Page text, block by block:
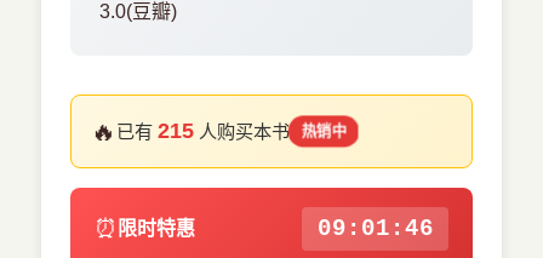
3.0(豆瓣)
🔥 已有215 人购买本书 热销中
⏰ 限时特惠 09:01:46